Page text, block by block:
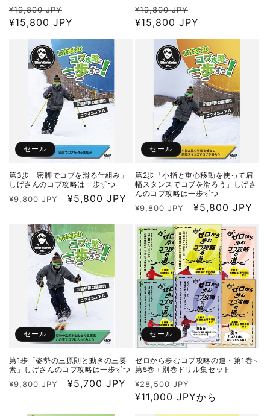
通
常
¥19,800 JPY
ー
価
格
¥15,800 JPY
通
常
¥19,800 JPY
ー
価
格
¥15,800 JPY
セール
第3歩「密脚でコブを滑る仕組み」
しげさんのコブ攻略は一歩ずつ
通
¥9,800 JPY
セ
ル
価
格
¥5,800 JPY
セール
第2歩「小指と重心移動を使って肩
幅スタンスでコブを滑ろう」しげさ
んのコブ攻略は一歩ずつ
通
価
格
¥9,800 JPY
セ
ル
価
格
¥5,800 JPY
セール
第1歩「姿勢の三原則と動きの三要
素」しげさんのコブ攻略は一歩ずつ
通
¥9,800 JPY
セ
¥5,700 JPY
セール
ゼロから歩むコブ攻略の道・第1巻~
第5巻＋別巻ドリル集セット
通
常
¥28,500 JPY
ー
¥11,000 JPYから